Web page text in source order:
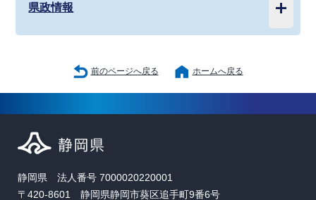
県政情報
前のページへ戻る ホームへ戻る
静岡県 法人番号 7000020220001
〒420-8601 静岡県静岡市葵区追手町9番6号